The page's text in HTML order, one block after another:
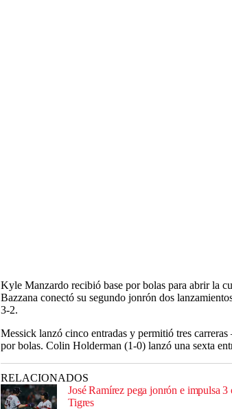
Kyle Manzardo recibió base por bolas para abrir la
Bazzana conectó su segundo jonrón dos
3-2.
Messick lanzó cinco entradas y permitió tres
por bolas. Colin Holderman (1-0) lanzó una sexta
RELACIONADOS
José Ramírez pega jonrón e impulsa
Tigres